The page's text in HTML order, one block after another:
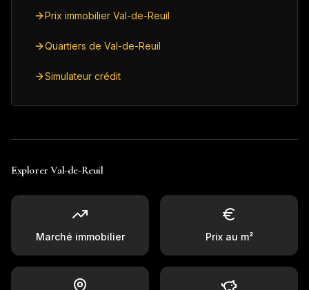
Prix immobilier Val-de-Reuil
Quartiers de Val-de-Reuil
Simulateur crédit
ExplorerVal-de-Reuil
Marché immobilier Prix au m²